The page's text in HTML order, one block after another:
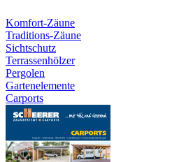
Komfort-Zäune
Traditions-Zäune
Sichtschutz
Terrassenhölzer
Pergolen
Gartenelemente
Carports